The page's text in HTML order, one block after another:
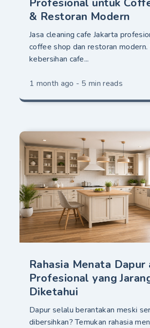
& Restoran Modern
Jasa cleaning cafe Jakarta
coffee shop dan restoran modern.
kebersihan cafe...
1 month ago - 5 min reads
Rahasia Menata Dapur
Profesional yang
Diketahui
Dapur selalu berantakan meski
dibersihkan? Temukan rahasia